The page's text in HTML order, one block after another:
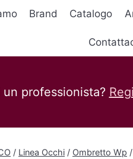
Brand Catalogo
un professionista?
/ Linea Occhi / Ombretto Wp /